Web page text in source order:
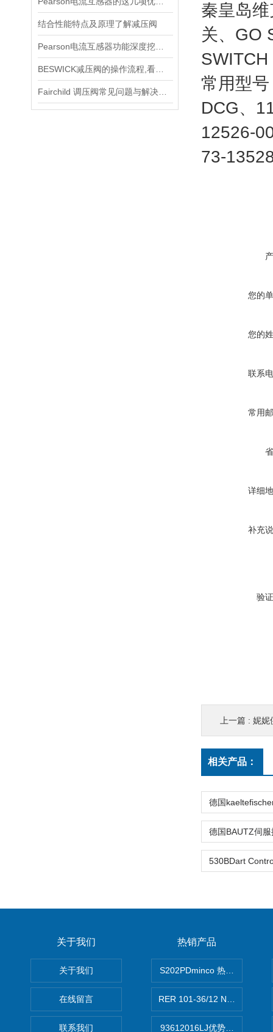
结合性能特点及原理了解减压阀
秦皇岛
关、GO
常用型
DCG、
12526-
73-
您的
您的
联系
常用
详细
补充
验
上一篇 : 妮妮
相关产品：
关于我们
关于我们
在线留言
联系我们
热销产品
S202PDminco 热电阻
RER 101-36/12 NHH离心
93612016LJ优势供应美国